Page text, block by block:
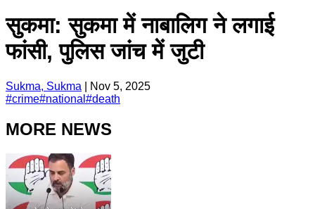
सुकमा: सुकमा में नाबालिग ने लगाई
फांसी, पुलिस जांच में जुटी
Sukma, Sukma
Nov 5, 2025
#crime#national #death
MORE NEWS